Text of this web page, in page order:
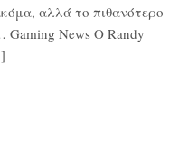
αλλά το πιθανότερο
Gaming News Ο Randy